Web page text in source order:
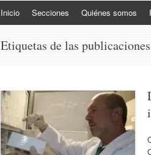
Inicio Secciones Quiénes somos
Etiquetas de las